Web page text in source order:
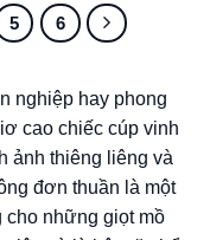
5 6
nghiệp hay phong
cao chiếc cúp vinh
ảnh thiêng liêng và
đơn thuần là một
những giọt mồ